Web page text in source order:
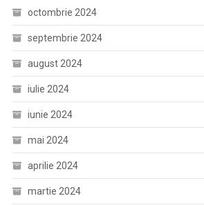
octombrie 2024
septembrie 2024
august 2024
iulie 2024
iunie 2024
mai 2024
aprilie 2024
martie 2024